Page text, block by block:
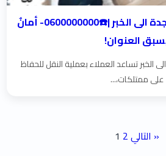
شركة نقل عفش من جدة الى الخبر |☎️0600000000- أمانٌ
العنوان!
تساعد العملاء بعملية النقل للحفاظ
على ممتلكات،...
تعدد صفحات المقالات
1 2 التالي »